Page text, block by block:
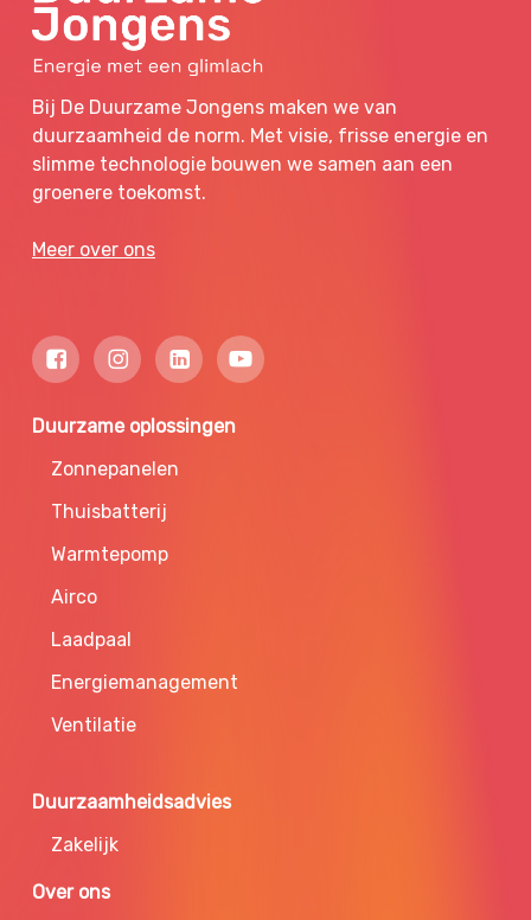
Bij De Duurzame Jongens maken we van
duurzaamheid de norm. Met visie, frisse energie en
slimme technologie bouwen we samen aan een
groenere toekomst.
Meer over ons
Duurzame oplossingen
Zonnepanelen
Thuisbatterij
Warmtepomp
Airco
Laadpaal
Energiemanagement
Ventilatie
Duurzaamheidsadvies
Zakelijk
Over ons